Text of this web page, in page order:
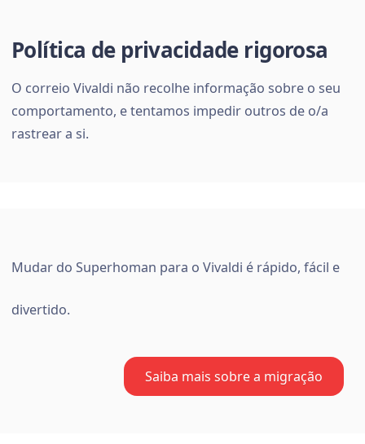
Política de privacidade rigorosa
O correio Vivaldi não recolhe informação sobre o seu
comportamento, e tentamos impedir outros de o/a
rastrear a si.
Mudar do Superhoman para o Vivaldi é rápido, fácil e
divertido.
Saiba mais sobre a migração